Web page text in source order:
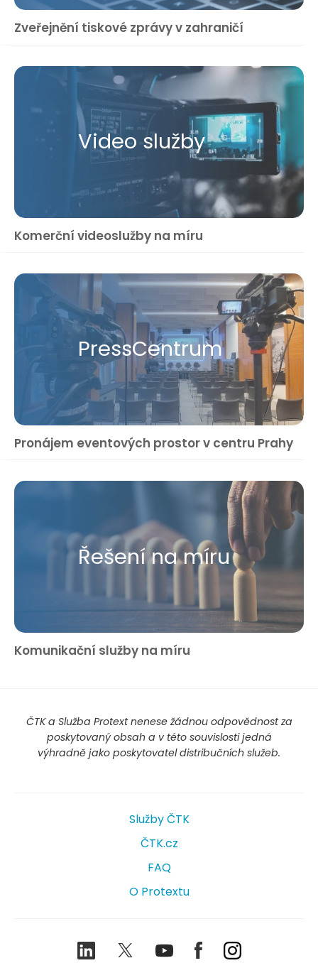
Zveřejnění tiskové zprávy v zahraničí
Video služby
Komerční videoslužby na míru
Press​Centrum
Pronájem eventových prostor v centru Prahy
Řešení na míru
Komunikační služby na míru
ČTK a Služba Protext nenese žádnou odpovědnost za
poskytovaný obsah a v této souvislosti jedná
výhradně jako poskytovatel distribučních služeb.
Služby ČTK
ČTK.cz
FAQ
O Protextu
LinkedIn TwitterYoutubeFacebookInstagram